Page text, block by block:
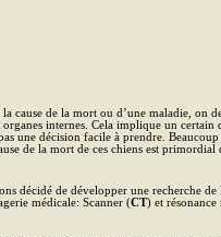
la cause de la mort ou d’une maladie, on
internes. Cela implique un
une décision facile à prendre.
de la mort de ces chiens est
décidé de développer une recherche
médicale: Scanner (CT) et résonance